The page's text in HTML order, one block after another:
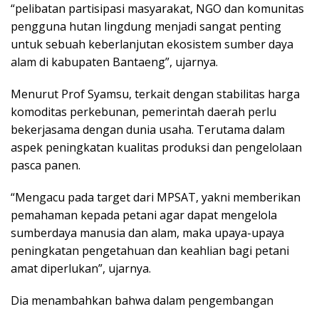
“pelibatan partisipasi masyarakat, NGO dan komunitas
pengguna hutan lingdung menjadi sangat penting
untuk sebuah keberlanjutan ekosistem sumber daya
alam di kabupaten Bantaeng”, ujarnya.
Menurut Prof Syamsu, terkait dengan stabilitas harga
komoditas perkebunan, pemerintah daerah perlu
bekerjasama dengan dunia usaha. Terutama dalam
aspek peningkatan kualitas produksi dan pengelolaan
pasca panen.
“Mengacu pada target dari MPSAT, yakni memberikan
pemahaman kepada petani agar dapat mengelola
sumberdaya manusia dan alam, maka upaya-upaya
peningkatan pengetahuan dan keahlian bagi petani
amat diperlukan”, ujarnya.
Dia menambahkan bahwa dalam pengembangan